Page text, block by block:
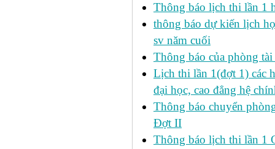
Thông báo lịch thi lần 1
thông báo dự kiến lịch
sv năm cuối
Thông báo của phòng
Lịch thi lần 1(đợt 1) các
đại học, cao đẳng hệ
Thông báo chuyển
Đợt II
Thông báo lịch thi lần 1